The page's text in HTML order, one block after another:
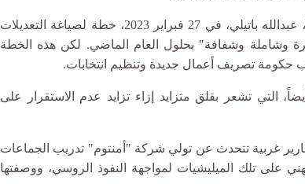
ولكسر الجمود السياسي، أطلق المبعوث الأممي إلى ليبيا، عبدالله باتيلي، في 27 فبراير 2023، خطة لصياغة التعديلات
"حرة وشاملة وشفافة" بحلول العام الماضي. لكن هذه الخطة
تصريف أعمال جديدة وتنظيم انتخابات.
التي تشعر بقلق متزايد إزاء تزايد عدم الاستقرار على
غربية تتحدث عن تولي شركة "أمنتوم" تدريب الجماعات
على تلك الميليشيات لمواجهة النفوذ الروسي، ووصفتها